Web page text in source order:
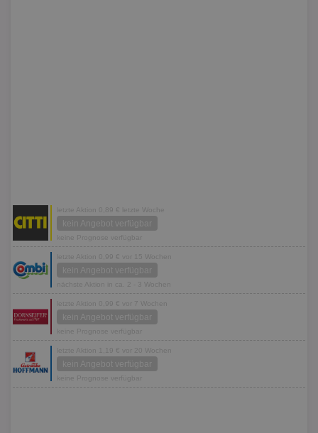
letzte Aktion 0,89 € letzte Woche
kein Angebot verfügbar
keine Prognose verfügbar
letzte Aktion 0,99 € vor 15 Wochen
kein Angebot verfügbar
nächste Aktion in ca. 2 - 3 Wochen
letzte Aktion 0,99 € vor 7 Wochen
kein Angebot verfügbar
keine Prognose verfügbar
letzte Aktion 1,19 € vor 20 Wochen
kein Angebot verfügbar
keine Prognose verfügbar